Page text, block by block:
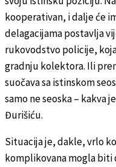
kooperativan, i dalje će
delagacijama postavlja
rukovodstvo policije,
gradnju kolektora. Ili
suočava sa istinskom
samo ne seoska – kakva
Đurišiću.
Situacija je, dakle, vrlo
komplikovana mogla biti